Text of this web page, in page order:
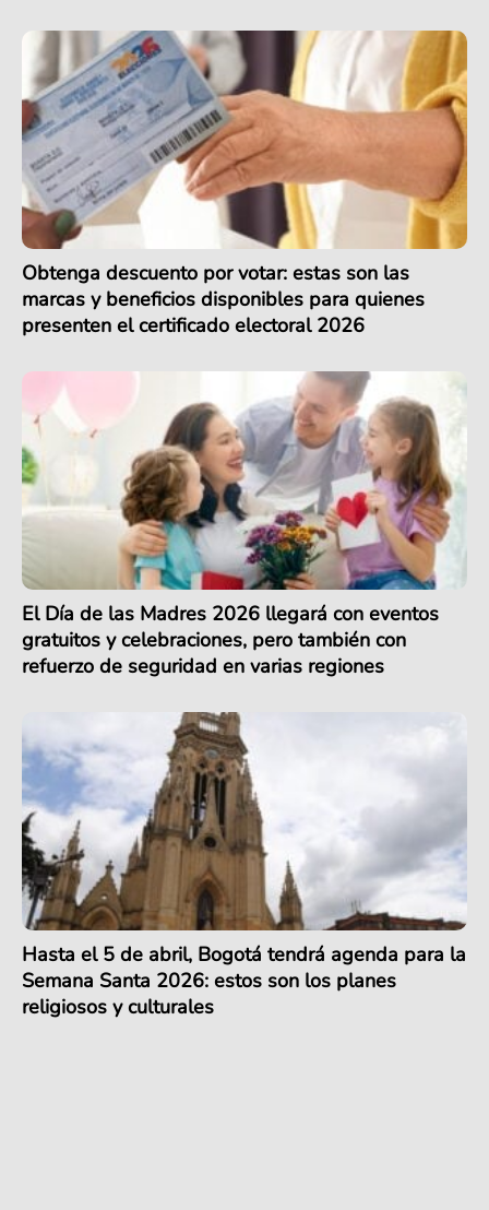
Obtenga descuento por votar: estas son las
marcas y beneficios disponibles para quienes
presenten el certificado electoral 2026
El Día de las Madres 2026 llegará con eventos
gratuitos y celebraciones, pero también con
refuerzo de seguridad en varias regiones
Hasta el 5 de abril, Bogotá tendrá agenda para la
Semana Santa 2026: estos son los planes
religiosos y culturales